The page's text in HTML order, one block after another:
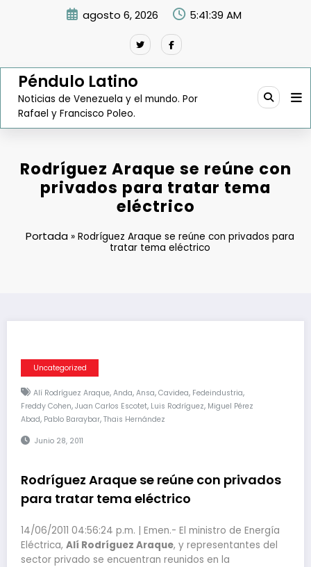
agosto 6, 2026 5:41:40 AM
Péndulo Latino
Noticias de Venezuela y el mundo. Por
Rafael y Francisco Poleo.
Rodríguez Araque se reúne con
privados para tratar tema
eléctrico
Portada »Rodríguez Araque se reúne con privados para
tratar tema eléctrico
Uncategorized
Alí Rodríguez Araque, Anda, Ansa, Cavidea, Fedeindustria,
Freddy Cohen, Juan Carlos Escotet, Luis Rodríguez, Miguel Pérez
Abad, Pablo Baraybar, Thais Hernández
Junio 28, 2011
Rodríguez Araque se reúne con privados
para tratar tema eléctrico
14/06/2011 04:56:24 p.m. | Emen.- El ministro de Energía
Eléctrica, Alí Rodríguez Araque, y representantes del
sector privado se encuentran reunidos en la